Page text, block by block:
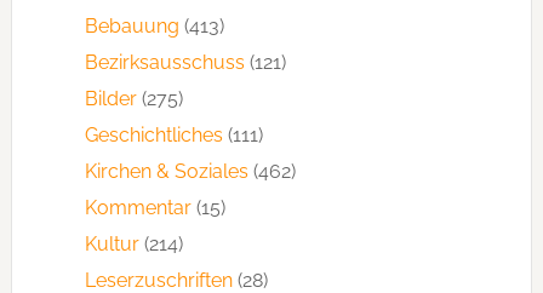
Bebauung (413)
Bezirksausschuss (121)
Bilder(275)
Geschichtliches (111)
Kirchen & Soziales (462)
Kommentar(15)
Kultur(214)
Leserzuschriften(28)